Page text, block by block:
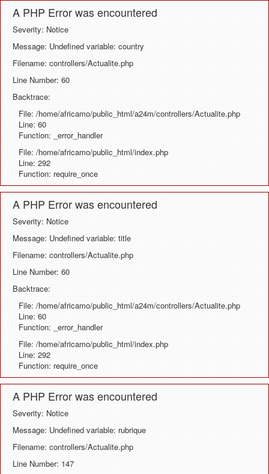
A PHP Error was encountered
Severity: Notice
Message: Undefined variable: country
Filename: controllers/Actualite.php
Line Number: 60
Backtrace:
File: /home/africamo/public_html/a24m/controllers/Actualite.php
Line: 60
Function: _error_handler
File: /home/africamo/public_html/index.php
Line: 292
Function: require_once
A PHP Error was encountered
Severity: Notice
Message: Undefined variable: title
Filename: controllers/Actualite.php
Line Number: 60
Backtrace:
File: /home/africamo/public_html/a24m/controllers/Actualite.php
Line: 60
Function: _error_handler
File: /home/africamo/public_html/index.php
Line: 292
Function: require_once
A PHP Error was encountered
Severity: Notice
Message: Undefined variable: rubrique
Filename: controllers/Actualite.php
Line Number: 147